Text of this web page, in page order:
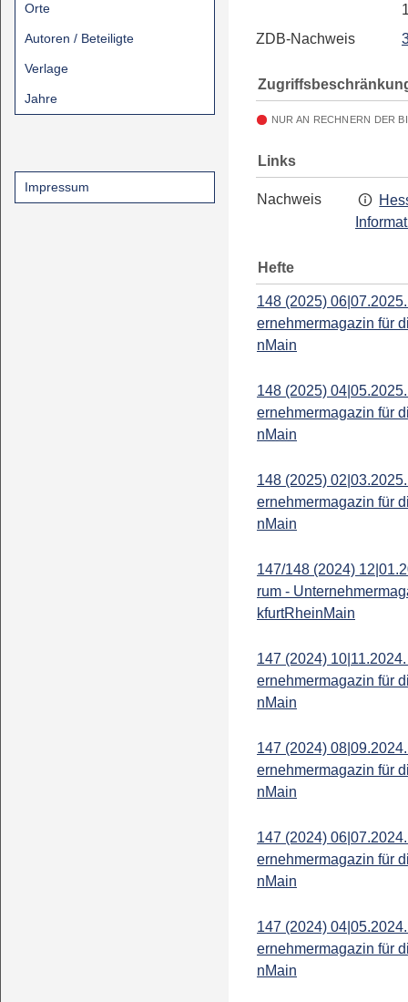
Orte
Autoren / Beteiligte
Verlage
Jahre
Impressum
ZDB-Nachweis
NUR AN RECHNERN DER
Links
Nachweis
Hefte
148 (2025)
ernehmermagazin für
nMain
148 (2025)
ernehmermagazin für
nMain
148 (2025)
ernehmermagazin für
nMain
147/148 (2024)
rum -
kfurtRheinMain
147 (2024)
ernehmermagazin für
nMain
147 (2024)
ernehmermagazin für
nMain
147 (2024)
ernehmermagazin für
nMain
147 (2024)
ernehmermagazin für
nMain